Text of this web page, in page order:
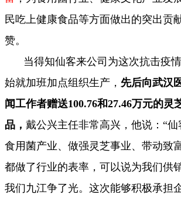
民吃上健康食品等方面做出的突出贡
赞。
当得知仙客来公司为这次抗击疫
始就加班加点组织生产， 先后向武汉
闻工作者赠送100.76和27.46万元的灵
品， 戴公兴主任非常高兴，他说：“
食用菌产业、做强灵芝事业、带动致
都做了行业的表率，可以说为我们供
我们九江争了光。这次能够积极承担